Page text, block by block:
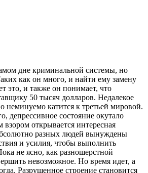
дне криминальной системы, но
как он много, и найти ему замену
это, и также он понимает, что
50 тысяч долларов. Недалекое
неминуемо катится к третьей мировой.
депрессивное состояние окутало
открывается интересная
разных людей вынуждены
и усилия, чтобы выполнить
не ясно, как разношерстной
невозможное. Но время идет, а
Разрушенное строение становится